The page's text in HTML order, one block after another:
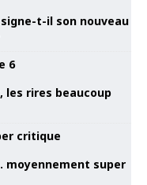
t-il son nouveau
les rires beaucoup
moyennement super